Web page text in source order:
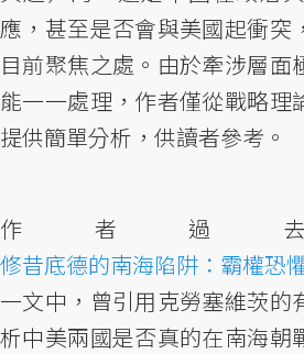
應，甚至是否會與美國起衝突
目前聚焦之處。由於牽涉層面
能一一處理，作者僅從戰略理
提供簡單分析，供讀者參考。
作者過
修昔底德的南海陷阱：霸權恐
一文中，曾引用克勞塞維茨的
析中美兩國是否真的在南海朝